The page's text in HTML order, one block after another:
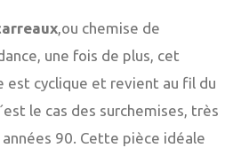
,ou chemise de
une fois de plus, cet
est cyclique et revient au fil du
le cas des surchemises, très
90. Cette pièce idéale